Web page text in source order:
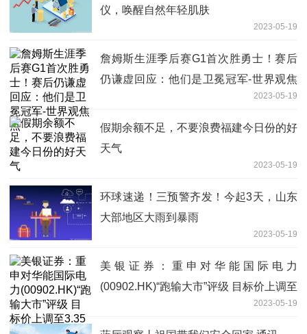
仪，唤醒自然年轻肌肤
2023-05-19
詹姆斯生涯季后赛G1首次胜勇士！赛后
仍谦虚回应：他们是卫冕冠军-世界观焦
2023-05-19
假期余额不足，不要浪费福建今日份的好
天气
2023-05-19
环球速递！三预警齐发！今起3天，山东
大部地区大雨到暴雨
2023-05-19
美银证券：重申对华能国际电力
(00902.HK)“跑输大市”评级 目标价上调至
2023-05-19